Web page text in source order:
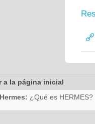
a la página inicial
¿Qué es HERMES?